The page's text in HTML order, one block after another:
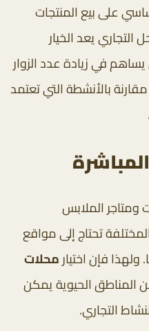
على بيع المنتجات
يعد الخيار
في زيادة عدد الزوار
بالأنشطة التي تعتمد
ومتاجر الملابس
تحتاج إلى مواقع
ولهذا فإن اختيارمحلات
المناطق الحيوية يمكن
التجاري.